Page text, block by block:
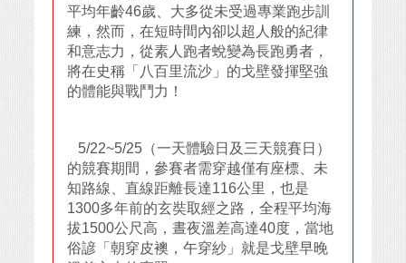
平均年齡46歲、大多從未受過專業跑步訓
練，然而，在短時間內卻以超人般的紀律
和意志力，從素人跑者蛻變為長跑勇者，
將在史稱「八百里流沙」的戈壁發揮堅強
的體能與戰鬥力！
5/22~5/25（一天體驗日及三天競賽日）
的競賽期間，參賽者需穿越僅有座標、未
知路線、直線距離長達116公里，也是
1300多年前的玄奘取經之路，全程平均海
拔1500公尺高，晝夜溫差高達40度，當地
俗諺「朝穿皮襖，午穿紗」就是戈壁早晚